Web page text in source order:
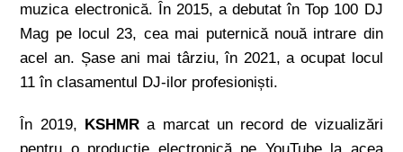
muzica electronică. În 2015, a debutat în Top 100 DJ
Mag pe locul 23, cea mai puternică nouă intrare din
acel an. Șase ani mai târziu, în 2021, a ocupat locul
11 în clasamentul DJ-ilor profesioniști.
În 2019, KSHMRa marcat un record de vizualizări